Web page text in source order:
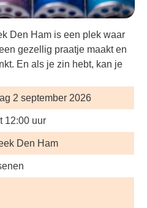
Den Ham is een plek waar
gezellig praatje maakt en
En als je zin hebt, kan je
2 september 2026
12:00 uur
Den Ham